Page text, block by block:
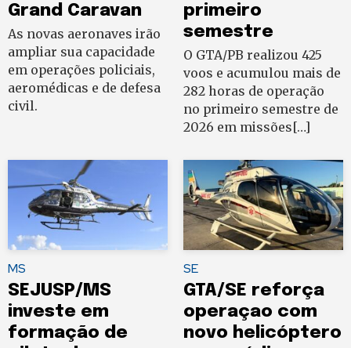
Grand Caravan
As novas aeronaves irão
ampliar sua capacidade
em operações policiais,
aeromédicas e de defesa
civil.
primeiro
semestre
O GTA/PB realizou 425
voos e acumulou mais de
282 horas de operação
no primeiro semestre de
2026 em missões[…]
MS
SEJUSP/MS
investe em
formação de
SE
GTA/SE reforça
operaçao com
novo helicóptero